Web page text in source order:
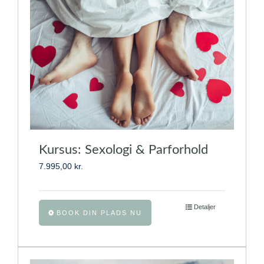
kan
vælges
på
varesiden
Kursus: Sexologi & Parforhold
7.995,00 kr.
BOOK DIN PLADS NU
flere
Detaljer